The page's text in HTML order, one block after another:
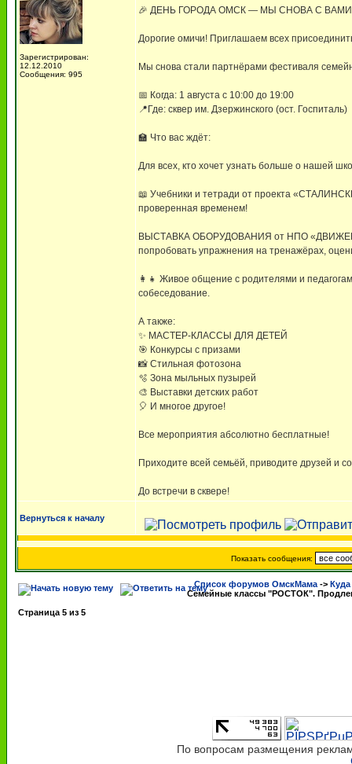
Зарегистрирован:
12.12.2010
Сообщения: 995
🎉 ДЕНЬ ГОРОДА ОМСК — МЫ СНОВА С
Дорогие омичи! Приглашаем всех
Мы снова стали партнёрами фестиваля
📅 Когда: 1 августа с 10:00 до 19:00
📍Где: сквер им. Дзержинского (ост. Госпиталь)
🏫 Что вас ждёт:
Для всех, кто хочет узнать больше о нашей
📖 Учебники и тетради от проекта
проверенная временем!
ВЫСТАВКА ОБОРУДОВАНИЯ от НПО
попробовать упражнения на тренажёрах,
👩‍👧 Живое общение с родителями и
собеседование.
А также:
✨ МАСТЕР-КЛАССЫ ДЛЯ ДЕТЕЙ
🎯 Конкурсы с призами
📸 Стильная фотозона
🫧 Зона мыльных пузырей
🎨 Выставки детских работ
🎈 И многое другое!
Все мероприятия абсолютно бесплатные!
Приходите всей семьёй, приводите друзей и
До встречи в сквере!
Вернуться к началу
Показать сообщения:
Список форумов ОмскМама -> Куда
Семейные классы "РОСТОК".
Страница 5 из 5
По вопросам размещения